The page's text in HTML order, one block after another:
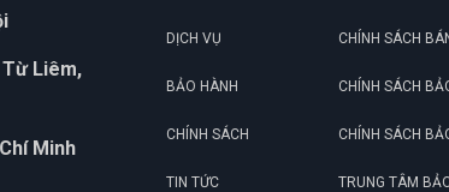
Liêm,
Minh
DỊCH VỤ
BẢO HÀNH
CHÍNH SÁCH
TIN TỨC
CHÍNH SÁCH
CHÍNH SÁCH
CHÍNH SÁCH
TRUNG TÂM